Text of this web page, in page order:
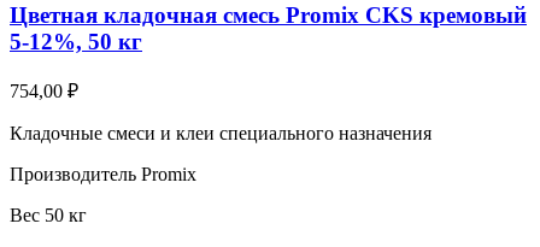
Цветная кладочная смесь Promix CKS кремовый
5-12%, 50 кг
754,00 ₽
Кладочные смеси и клеи специального назначения
Производитель Promix
Вес 50 кг